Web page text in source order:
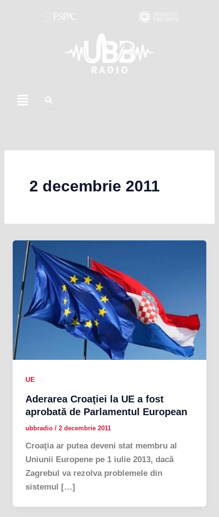
Menu
2 decembrie 2011
UE
Aderarea Croaţiei la UE a fost
aprobată de Parlamentul European
ubbradio / 2 decembrie 2011
Croaţia ar putea deveni stat membru al
Uniunii Europene pe 1 iulie 2013, dacă
Zagrebul va rezolva problemele din
sistemul […]